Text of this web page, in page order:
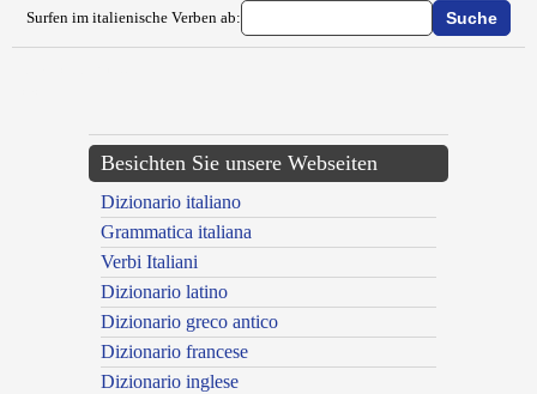
Surfen im italienische Verben ab:
Besichten Sie unsere Webseiten
Dizionario italiano
Grammatica italiana
Verbi Italiani
Dizionario latino
Dizionario greco antico
Dizionario francese
Dizionario inglese